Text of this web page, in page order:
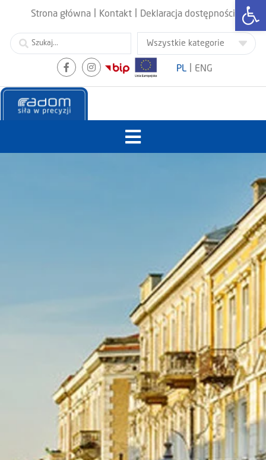
Strona główna Kontakt Deklaracja dostępności
PL ENG